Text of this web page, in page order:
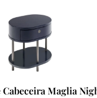
Mesa de